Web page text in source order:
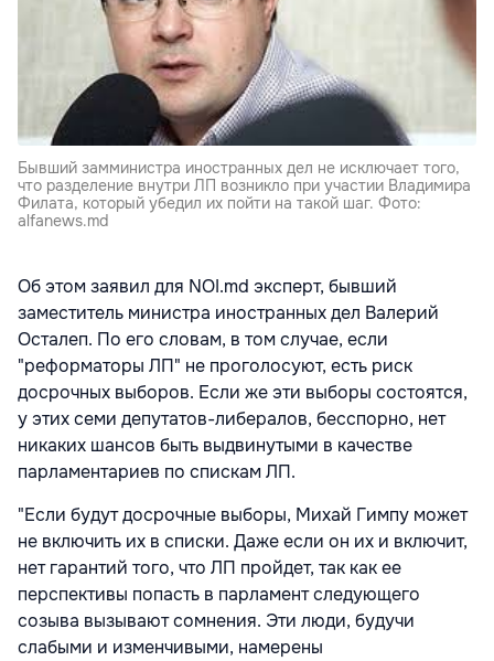
Бывший замминистра иностранных дел не исключает того,
что разделение внутри ЛП возникло при участии Владимира
Филата, который убедил их пойти на такой шаг. Фото:
alfanews.md
Об этом заявил для NOI.md эксперт, бывший
заместитель министра иностранных дел Валерий
Осталеп. По его словам, в том случае, если
"реформаторы ЛП" не проголосуют, есть риск
досрочных выборов. Если же эти выборы состоятся,
у этих семи депутатов-либералов, бесспорно, нет
никаких шансов быть выдвинутыми в качестве
парламентариев по спискам ЛП.
"Если будут досрочные выборы, Михай Гимпу может
не включить их в списки. Даже если он их и включит,
нет гарантий того, что ЛП пройдет, так как ее
перспективы попасть в парламент следующего
созыва вызывают сомнения. Эти люди, будучи
слабыми и изменчивыми, намерены